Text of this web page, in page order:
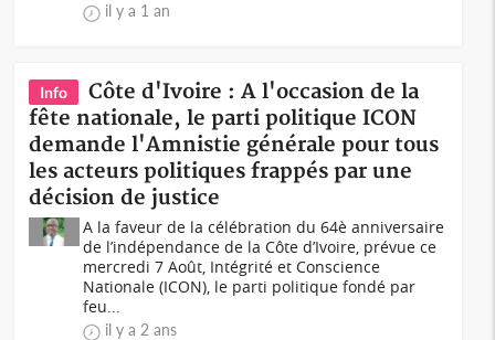
il y a 1 an
Info
Côte d'Ivoire : A l'occasion de la
fête nationale, le parti politique ICON
demande l'Amnistie générale pour tous
les acteurs politiques frappés par une
décision de justice
A la faveur de la célébration du 64è anniversaire
de l’indépendance de la Côte d’Ivoire, prévue ce
mercredi 7 Août, Intégrité et Conscience
Nationale (ICON), le parti politique fondé par
feu...
il y a 2 ans